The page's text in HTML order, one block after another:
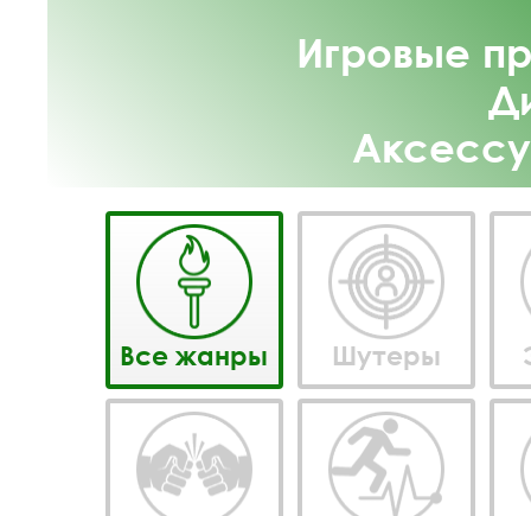
Игровые
Все жанры Шутеры